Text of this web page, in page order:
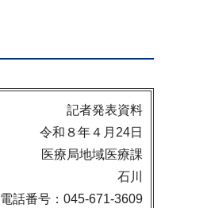
記者発表資料
令和８年４月24日
医療局地域医療課
石川
電話番号：045-671-3609